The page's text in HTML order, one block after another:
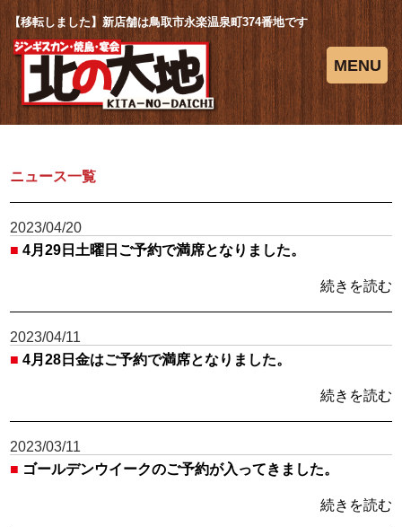
【移転しました】新店舗は鳥取市永楽温泉町374番地です
MENU
ニュース一覧
2023/04/20
■ 4月29日土曜日ご予約で満席となりました。
続きを読む
2023/04/11
■ 4月28日金はご予約で満席となりました。
続きを読む
2023/03/11
■ ゴールデンウイークのご予約が入ってきました。
続きを読む